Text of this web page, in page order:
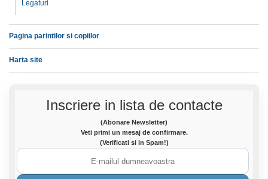
Legaturi
Pagina parintilor si copiilor
Harta site
Inscriere in lista de contacte
(Abonare Newsletter)
Veti primi un mesaj de confirmare.
(Verificati si in Spam!)